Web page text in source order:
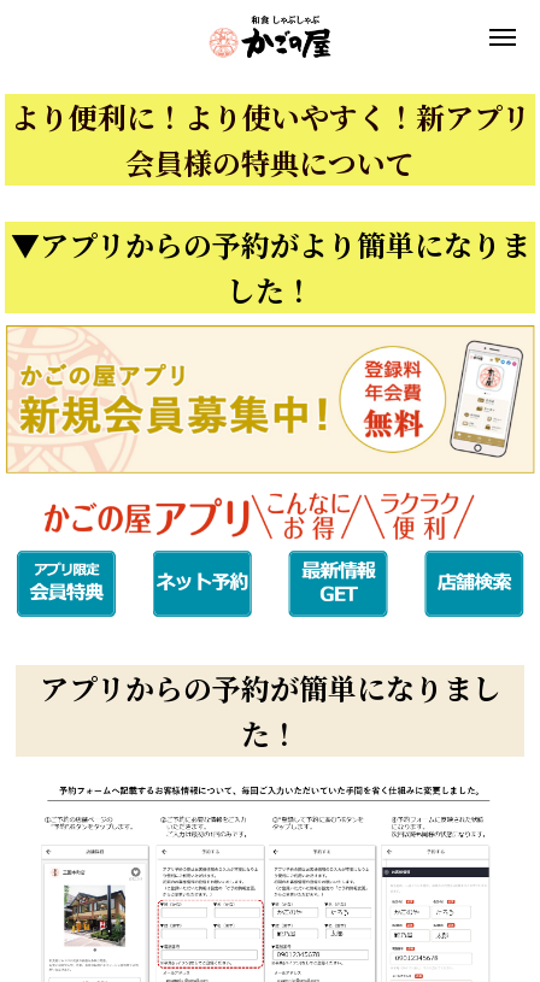
より便利に！より使いやすく！新アプリ
会員様の特典について
▼アプリからの予約がより簡単になりま
した！
アプリからの予約が簡単になりまし
た！